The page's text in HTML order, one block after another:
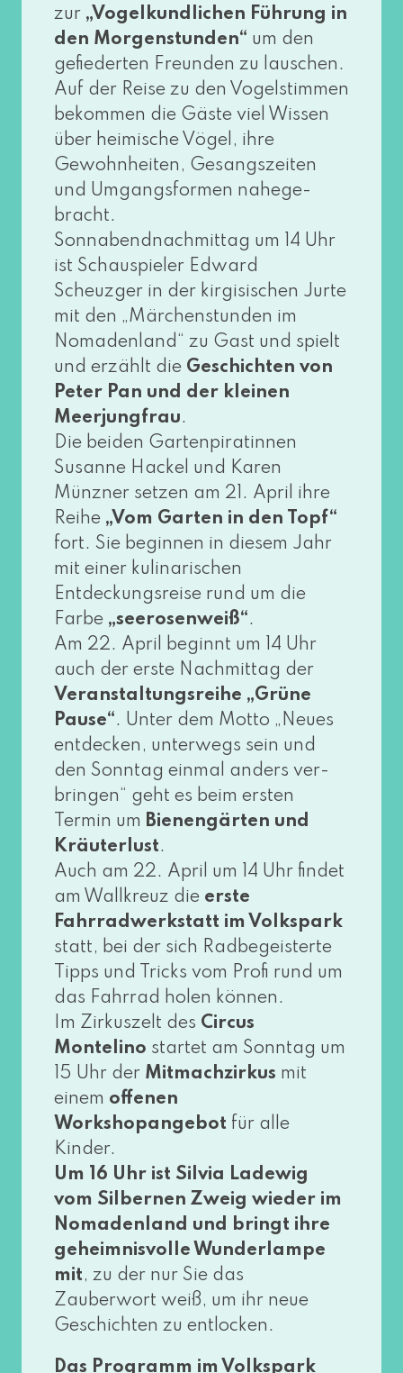
zur „Vogelkundlichen Führung in
den Morgenstunden“ um den
gefie­der­ten Freunden zu lau­schen.
Auf der Reise zu den Vogelstimmen
bekom­men die Gäste viel Wissen
über hei­mi­sche Vögel, ihre
Gewohnheiten, Gesangszeiten
und Umgangsformen nahe­ge­
bracht.
Sonnabendnachmittag um 14 Uhr
ist Schauspieler Edward
Scheuzger in der kir­gi­si­schen Jurte
mit den „Märchenstunden im
Nomadenland“ zu Gast und spielt
und erzählt die Geschichten von
Peter Pan und der klei­nen
Meerjungfrau.
Die bei­den Gartenpiratinnen
Susanne Hackel und Karen
Münzner set­zen am 21. April ihre
Reihe „Vom Garten in den Topf“
fort. Sie begin­nen in die­sem Jahr
mit einer kuli­na­ri­schen
Entdeckungsreise rund um die
Farbe „see­ro­sen­weiß“.
Am 22. April beginnt um 14 Uhr
auch der ers­te Nachmittag der
Veranstaltungsreihe „Grüne
Pause“. Unter dem Motto „Neues
ent­de­cken, unter­wegs sein und
den Sonntag ein­mal anders ver­
brin­gen“ geht es beim ers­ten
Termin um Bienengärten und
Kräuterlust.
Auch am 22. April um 14 Uhr fin­det
am Wallkreuz die ers­te
Fahrradwerkstatt im Volkspark
statt, bei der sich Radbegeisterte
Tipps und Tricks vom Profi rund um
das Fahrrad holen kön­nen.
Im Zirkuszelt des Circus
Montelino star­tet am Sonntag um
15 Uhr der Mitmachzirkus mit
einem offe­nen
Workshopangebot für alle
Kinder.
Um 16 Uhr ist Silvia Ladewig
vom Silbernen Zweig wie­der im
Nomadenland und bringt ihre
geheim­nis­vol­le Wunderlampe
mit, zu der nur Sie das
Zauberwort weiß, um ihr neue
Geschichten zu entlocken.
Das Programm im Volkspark